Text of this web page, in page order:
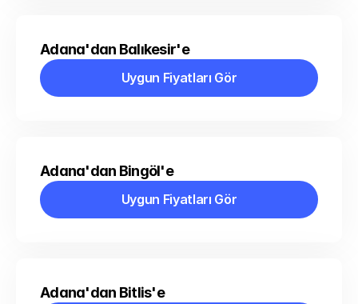
Adana'dan Balıkesir'e
Uygun Fiyatları Gör
Uygun Fiyatları Gör
Adana'dan Bingöl'e
Uygun Fiyatları Gör
Uygun Fiyatları Gör
Adana'dan Bitlis'e